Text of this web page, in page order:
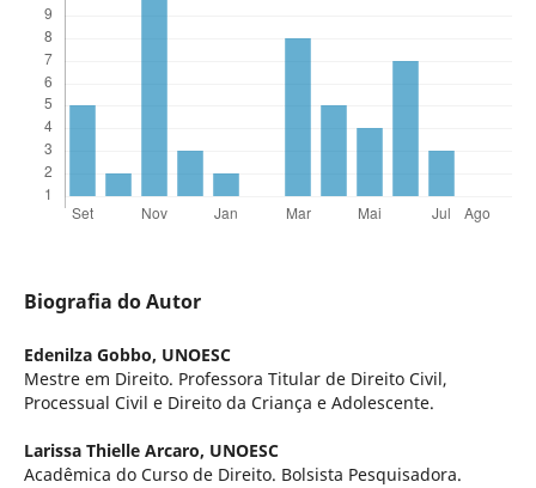
Biografia do Autor
Edenilza Gobbo, UNOESC
Mestre em Direito. Professora Titular de Direito Civil,
Processual Civil e Direito da Criança e Adolescente.
Larissa Thielle Arcaro, UNOESC
Acadêmica do Curso de Direito. Bolsista Pesquisadora.